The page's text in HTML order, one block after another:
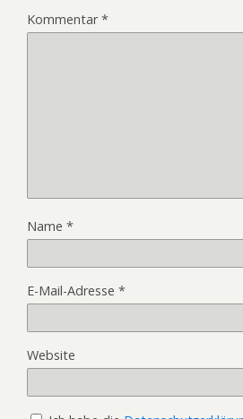
Kommentar*
Name *
E-Mail-Adresse *
Website